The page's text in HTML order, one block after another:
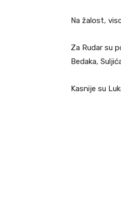
Na žalost,
Za Rudar su
Bedaka,
Kasnije su